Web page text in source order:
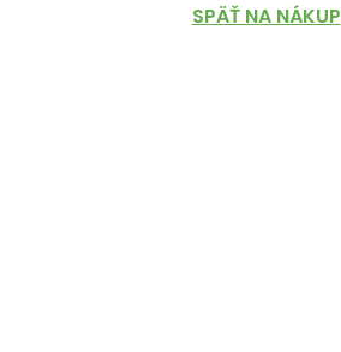
SPÄŤ NA NÁKUP